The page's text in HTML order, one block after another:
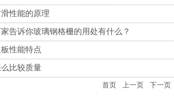
性能的原理
告诉你玻璃钢格栅的用处有什么？
性能特点
比较质量
首页 上一页 下一页